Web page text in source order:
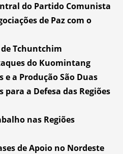
do Partido Comunista
de Paz com o
de Tchuntchim
do Kuomintang
e a Produção São Duas
a Defesa das Regiões
nas Regiões
de Apoio no Nordeste